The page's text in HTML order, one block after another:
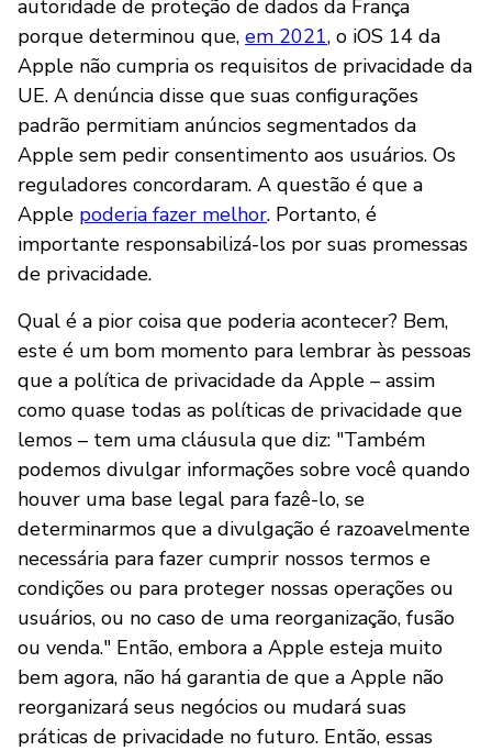
autoridade de proteção de dados da França
porque determinou que, em 2021, o iOS 14 da
Apple não cumpria os requisitos de privacidade da
UE. A denúncia disse que suas configurações
padrão permitiam anúncios segmentados da
Apple sem pedir consentimento aos usuários. Os
reguladores concordaram. A questão é que a
Apple poderia fazer melhor. Portanto, é
importante responsabilizá-los por suas promessas
de privacidade.
Qual é a pior coisa que poderia acontecer? Bem,
este é um bom momento para lembrar às pessoas
que a política de privacidade da Apple – assim
como quase todas as políticas de privacidade que
lemos – tem uma cláusula que diz: "Também
podemos divulgar informações sobre você quando
houver uma base legal para fazê-lo, se
determinarmos que a divulgação é razoavelmente
necessária para fazer cumprir nossos termos e
condições ou para proteger nossas operações ou
usuários, ou no caso de uma reorganização, fusão
ou venda." Então, embora a Apple esteja muito
bem agora, não há garantia de que a Apple não
reorganizará seus negócios ou mudará suas
práticas de privacidade no futuro. Então, essas